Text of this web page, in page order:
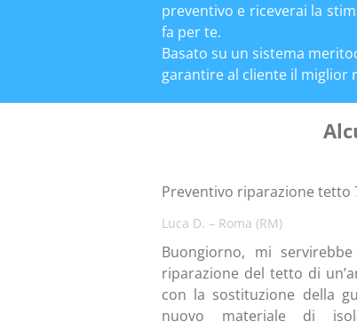
preventivo e riceverai la
fa per te.
Basato su un sistema
garantire al cliente il
Preventivo riparazione tetto
Luca D. – Roma (RM)
Buongiorno, mi
riparazione del tetto di
con la sostituzione della
nuovo materiale di